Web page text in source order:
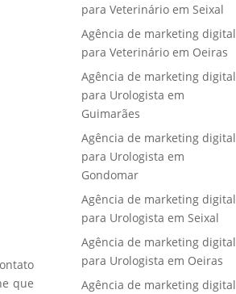
que
para Veterinário em Seixal
Agência de marketing digital
para Veterinário em Oeiras
Agência de marketing digital
para Urologista em
Guimarães
Agência de marketing digital
para Urologista em
Gondomar
Agência de marketing digital
para Urologista em Seixal
Agência de marketing digital
para Urologista em Oeiras
Agência de marketing digital